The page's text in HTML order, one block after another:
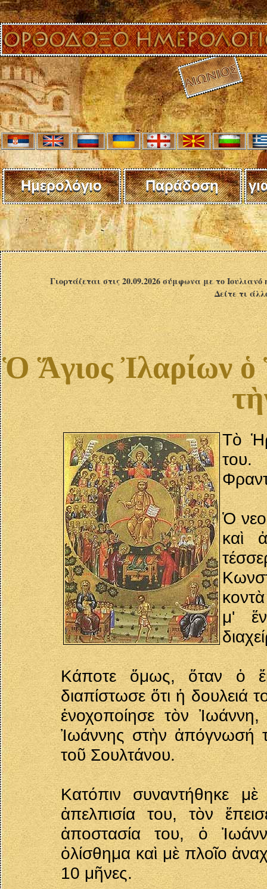
Ημερολόγιο Παράδοση
Γιορτάζεται στις 20.09.2026 σύμφωνα με το
Δείτε τι
Ὁ Ἅγιος Ἰλαρίων ὁ
Τὸ
Ὁ
καὶ
μ'
Κάποτε ὅμως, ὅταν ὁ
διαπίστωσε ὅτι ἡ δουλειά
ἐνοχοποίησε τὸν
Ἰωάννης στὴν ἀπόγνωσή
τοῦ Σουλτάνου.
Κατόπιν συναντήθηκε
ἀπελπισία του, τὸν
ἀποστασία του, ὁ
ὀλίσθημα καὶ μὲ πλοῖο
10 μῆνες.